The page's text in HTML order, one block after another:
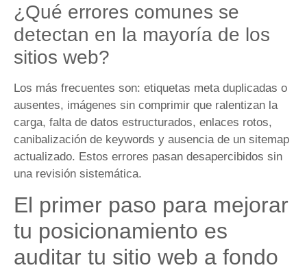
¿Qué errores comunes se
detectan en la mayoría de los
sitios web?
Los más frecuentes son: etiquetas meta duplicadas o
ausentes, imágenes sin comprimir que ralentizan la
carga, falta de datos estructurados, enlaces rotos,
canibalización de keywords y ausencia de un sitemap
actualizado. Estos errores pasan desapercibidos sin
una revisión sistemática.
El primer paso para mejorar
tu posicionamiento es
auditar tu sitio web a fondo